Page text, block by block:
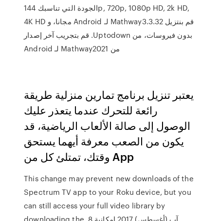
الجودة التي تناسبك 144p, 720p, 1080p HD, 2k HD,
4K HD ‫قم بنتزيل Mathway3.3.32 لـ Android مجانا، و
بدون فيروسات، من Uptodown. قم بتجريب آخر إصدار
من Mathway2021 لـ Android
يعتبر تنزيل برنامج تمارين منزلية طريقة
رائعة للتحرك عندما يتعذر عليك
الوصول إلى صالة الألعاب الرياضية، قد
يكون من الصعب معرفة أيهما يستحق
وقتك، تمتلئ كل من App
This change may prevent new downloads of the
Spectrum TV app to your Roku device, but you
can still access your full video library by
downloading the 8 آب (أغسطس) 2017 امكانية